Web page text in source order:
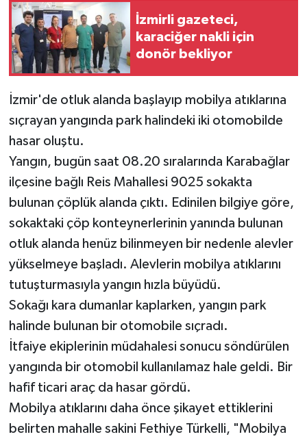
İzmirli gazeteci,
karaciğer nakli için
donör bekliyor
İzmir'de otluk alanda başlayıp mobilya atıklarına
sıçrayan yangında park halindeki iki otomobilde
hasar oluştu.
Yangın, bugün saat 08.20 sıralarında Karabağlar
ilçesine bağlı Reis Mahallesi 9025 sokakta
bulunan çöplük alanda çıktı. Edinilen bilgiye göre,
sokaktaki çöp konteynerlerinin yanında bulunan
otluk alanda henüz bilinmeyen bir nedenle alevler
yükselmeye başladı. Alevlerin mobilya atıklarını
tutuşturmasıyla yangın hızla büyüdü.
Sokağı kara dumanlar kaplarken, yangın park
halinde bulunan bir otomobile sıçradı.
İtfaiye ekiplerinin müdahalesi sonucu söndürülen
yangında bir otomobil kullanılamaz hale geldi. Bir
hafif ticari araç da hasar gördü.
Mobilya atıklarını daha önce şikayet ettiklerini
belirten mahalle sakini Fethiye Türkelli, "Mobilya